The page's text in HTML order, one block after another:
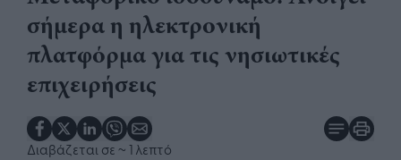
σήμερα η ηλεκτρονική
πλατφόρμα για τις νησιωτικές
επιχειρήσεις
Διαβάζεται σε ~ 1 λεπτό